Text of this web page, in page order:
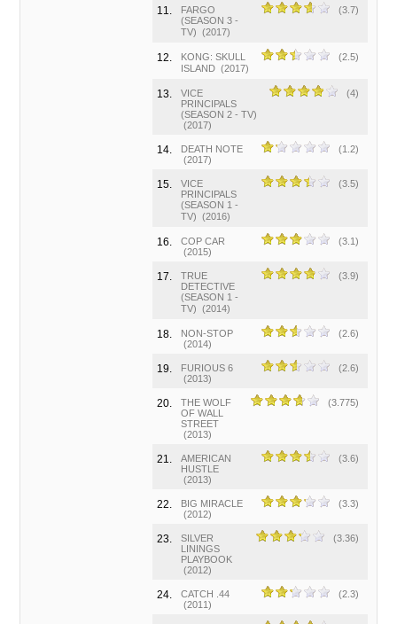
11.
FARGO
(SEASON 3 -
TV) (2017)
(3.7)
12.
KONG: SKULL
ISLAND (2017)
(2.5)
13.
VICE
PRINCIPALS
(SEASON 2 - TV)
(2017)
(4)
14.
DEATH NOTE
(2017)
(1.2)
15.
VICE
PRINCIPALS
(SEASON 1 -
TV) (2016)
(3.5)
16.
COP CAR
(2015)
(3.1)
17.
TRUE
DETECTIVE
(SEASON 1 -
TV) (2014)
(3.9)
18.
NON-STOP
(2014)
(2.6)
19.
FURIOUS 6
(2013)
(2.6)
20.
THE WOLF
OF WALL
STREET
(2013)
(3.775)
21.
AMERICAN
HUSTLE
(2013)
(3.6)
22.
BIG MIRACLE
(2012)
(3.3)
23.
SILVER
LININGS
PLAYBOOK
(2012)
(3.36)
24.
CATCH .44
(2011)
(2.3)